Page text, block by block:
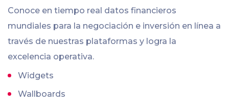
Conoce en tiempo real datos financieros
mundiales para la negociación e inversión en línea a
través de nuestras plataformas y logra la
excelencia operativa.
Widgets
Wallboards